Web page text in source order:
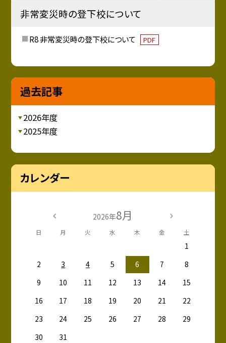
非常変災時の登下校について
R8 非常変災時の登下校について PDF
過去記事
2026年度
2025年度
カレンダー
2026年8月
日 月 火 水 木 金 土
1
2
3 4 5 6 7
8
9
10 11 12 13 14
15
16
17 18 19 20 21
22
23
24 25 26 27 28
29
30
31